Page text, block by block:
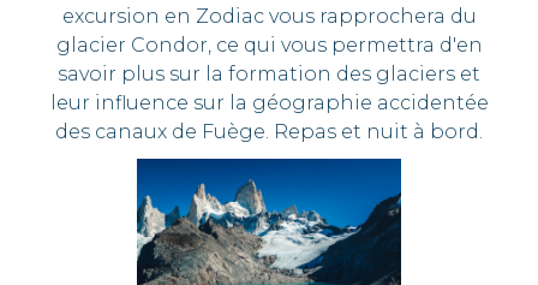
excursion en Zodiac vous rapprochera du
glacier Condor, ce qui vous permettra d'en
savoir plus sur la formation des glaciers et
leur influence sur la géographie accidentée
des canaux de Fuège. Repas et nuit à bord.